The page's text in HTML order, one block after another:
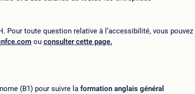
Pour toute question relative à l’accessibilité, vous pouvez
ou consulter cette page.
(B1) pour suivre la formation anglais général